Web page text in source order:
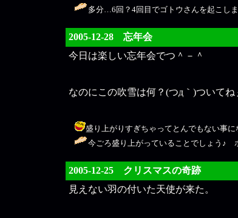
多分…6回？4回目でゴトウさんを起こし
2005-12-28 忘年会
今日は楽しい忘年会でつ＾－＾
なのにこの吹雪は何？(つд｀)ついてね
盛り上がりすぎちゃってとんでもない事
今ごろ盛り上がっていることでしょう♪
2005-12-25 クリスマスの奇跡
見えない羽の付いた天使が来た。